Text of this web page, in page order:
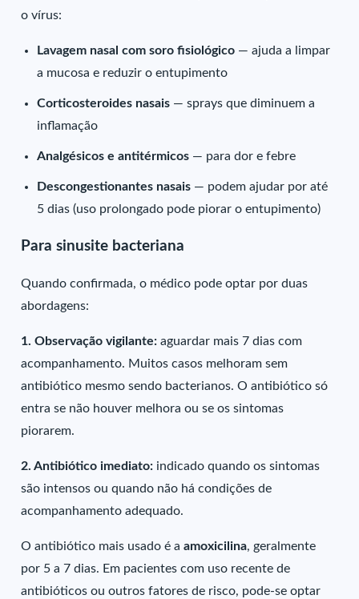
o vírus:
Lavagem nasal com soro fisiológico — ajuda a limpar
a mucosa e reduzir o entupimento
Corticosteroides nasais — sprays que diminuem a
inflamação
Analgésicos e antitérmicos — para dor e febre
Descongestionantes nasais — podem ajudar por até
5 dias (uso prolongado pode piorar o entupimento)
Para sinusite bacteriana
Quando confirmada, o médico pode optar por duas
abordagens:
1. Observação vigilante: aguardar mais 7 dias com
acompanhamento. Muitos casos melhoram sem
antibiótico mesmo sendo bacterianos. O antibiótico só
entra se não houver melhora ou se os sintomas
piorarem.
2. Antibiótico imediato: indicado quando os sintomas
são intensos ou quando não há condições de
acompanhamento adequado.
O antibiótico mais usado é aamoxicilina, geralmente
por 5 a 7 dias. Em pacientes com uso recente de
antibióticos ou outros fatores de risco, pode-se optar